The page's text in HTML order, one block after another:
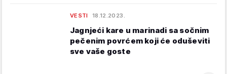
VESTI 18.12.2023.
Jagnjeći kare u marinadi sa sočnim
pečenim povrćem koji će oduševiti
sve vaše goste